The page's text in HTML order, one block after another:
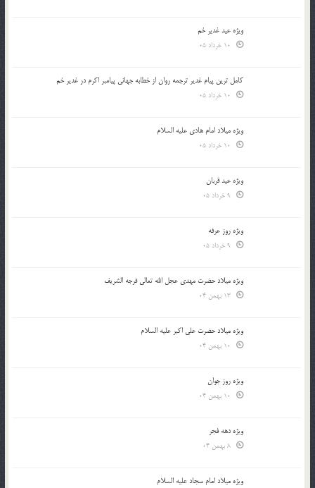
ویژه عید غدیر خم
کامل ترین پیام غدیر ترجمه روان از خطابه جهانی پیامبر اکرم در غدیر خم
ویژه میلاد امام هادی علیه السلام
ویژه عید قربان
ویژه روز عرفه
ویژه میلاد حضرت مهدی عجل الله تعالی فرجه الشريف
ویژه میلاد حضرت علی اکبر علیه السلام
ویژه روز جوان
ویژه دهه فجر
ویژه میلاد امام سجاد علیه السلام